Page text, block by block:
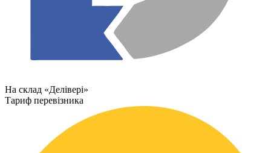
На склад «Делівері»
Тариф перевізника